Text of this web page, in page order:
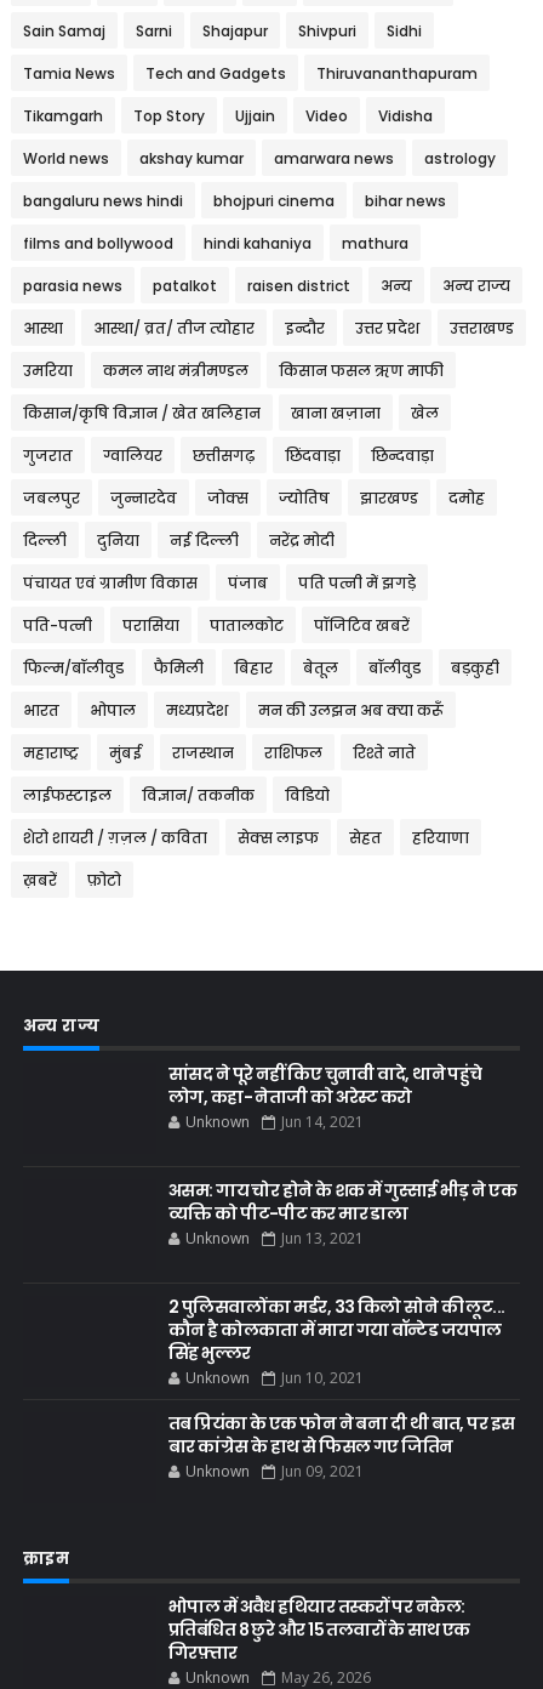
Sain Samaj Sarni Shajapur Shivpuri Sidhi
Tamia News Tech and Gadgets Thiruvananthapuram
Tikamgarh Top Story Ujjain Video Vidisha
World news akshay kumar amarwara news astrology
bangaluru news hindi bhojpuri cinema bihar news
films and bollywood hindi kahaniya mathura
parasia news patalkot raisen district अन्य अन्य राज्य
आस्था आस्था/ व्रत/ तीज त्‍योहार इन्दौर उत्तर प्रदेश उत्तराखण्ड
उमरिया कमल नाथ मंत्रीमण्डल किसान फसल ऋण माफी
किसान/कृषि विज्ञान / खेत खलिहान खाना खज़ाना खेल
गुजरात ग्वालियर छत्तीसगढ़ छिंदवाड़ा छिन्दवाड़ा
जबलपुर जुन्नारदेव जोक्स ज्योतिष झारखण्ड दमोह
दिल्ली दुनिया नई दिल्ली नरेंद्र मोदी
पंचायत एवं ग्रामीण विकास पंजाब पति पत्नी में झगड़े
पति-पत्नी परासिया पातालकोट पॉजिटिव खबरें
फिल्म/बॉलीवुड फैमिली बिहार बेतूल बॉलीवुड बड़कुही
भारत भोपाल मध्यप्रदेश मन की उलझन अब क्या करूँ
महाराष्ट्र मुंबई राजस्थान राशिफल रिश्ते नाते
लाईफस्टाइल विज्ञान/ तकनीक विडियो
शेरो शायरी / ग़ज़ल / कविता सेक्स लाइफ सेहत हरियाणा
ख़बरें फ़ोटो
अन्य राज्य
सांसद ने पूरे नहीं किए चुनावी वादे, थाने पहुंचे
लोग, कहा- नेताजी को अरेस्ट करो
Unknown Jun 14, 2021
असम: गाय चोर होने के शक में गुस्साई भीड़ ने एक
व्यक्ति को पीट-पीट कर मार डाला
Unknown Jun 13, 2021
2 पुलिसवालों का मर्डर, 33 किलो सोने की लूट...
कौन है कोलकाता में मारा गया वॉन्टेड जयपाल
सिंह भुल्लर
Unknown Jun 10, 2021
तब प्रियंका के एक फोन ने बना दी थी बात, पर इस
बार कांग्रेस के हाथ से फिसल गए जितिन
Unknown Jun 09, 2021
क्राइम
भोपाल में अवैध हथियार तस्करों पर नकेल:
प्रतिबंधित 8 छुरे और 15 तलवारों के साथ एक
गिरफ़्तार
Unknown May 26, 2026